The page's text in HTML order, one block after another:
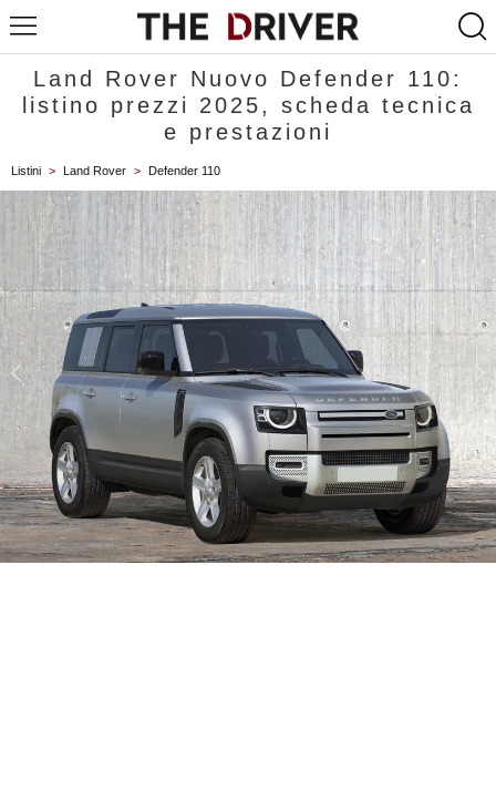
Land Rover Nuovo Defender 110:
listino prezzi 2025, scheda tecnica
e prestazioni
Listini > Land Rover > Defender 110